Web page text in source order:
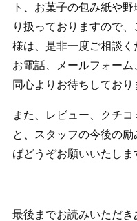
ト、お菓子の包み紙や
り扱っておりますので
様は、是非一度ご相談く
お電話、メールフォー
同心よりお待ちしており
また、レビュー、クチ
と、スタッフの今後の
ばどうぞお願いいたしま
最後までお読みいただき